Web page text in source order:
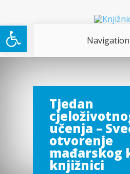
Open toolbar
Tjedan
učenja –
otvorenje
mađarskog
knjižnici